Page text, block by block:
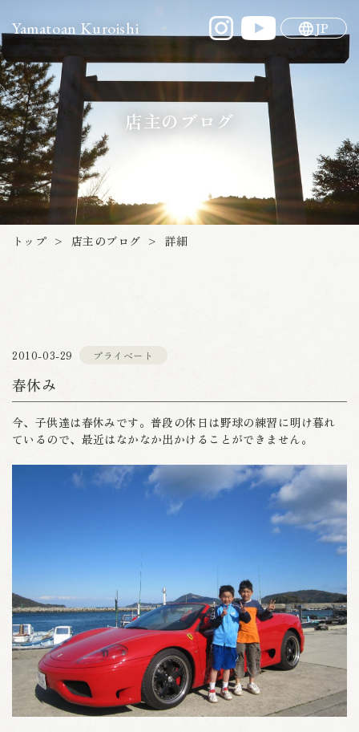
Yamatoan Kuroishi JP
店主のブログ
トップ > 店主のブログ > 詳細
2010-03-29 プライベート
春休み
今、子供達は春休みです。普段の休日は野球の練習に明け暮れ
ているので、最近はなかなか出かけることができません。